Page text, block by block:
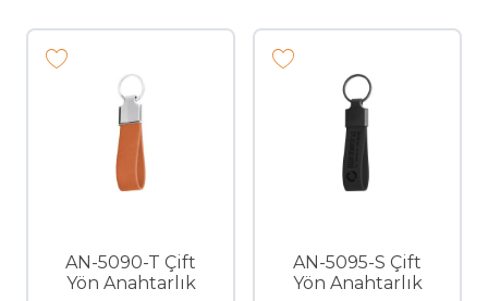
AN-5090-T Çift
Yön Anahtarlık
AN-5095-S Çift
Yön Anahtarlık